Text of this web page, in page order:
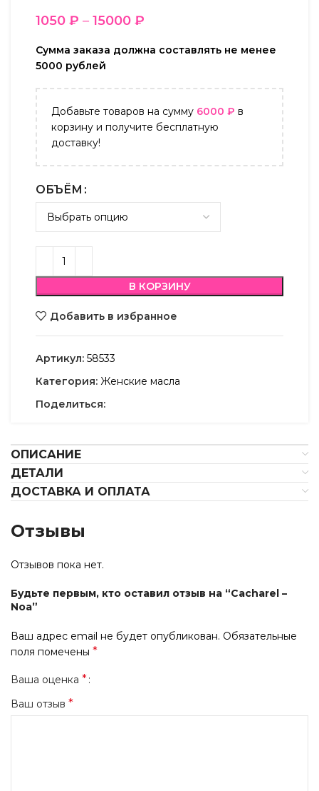
1050 ₽ – 15000 ₽
Сумма заказа должна составлять не менее
5000 рублей
Добавьте товаров на сумму 6000 ₽ в
корзину и получите бесплатную
доставку!
ОБЪЁМ
В КОРЗИНУ
Добавить в избранное
Артикул: 58533
Категория: Женские масла
Поделиться:
ОПИСАНИЕ
ДЕТАЛИ
ДОСТАВКА И ОПЛАТА
Отзывы
Отзывов пока нет.
Будьте первым, кто оставил отзыв на “Cacharel –
Noa”
Ваш адрес email не будет опубликован. Обязательные
поля помечены *
Ваша оценка *
Ваш отзыв *